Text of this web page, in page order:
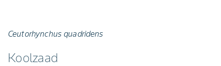
Ceutorhynchus quadridens
Koolzaad